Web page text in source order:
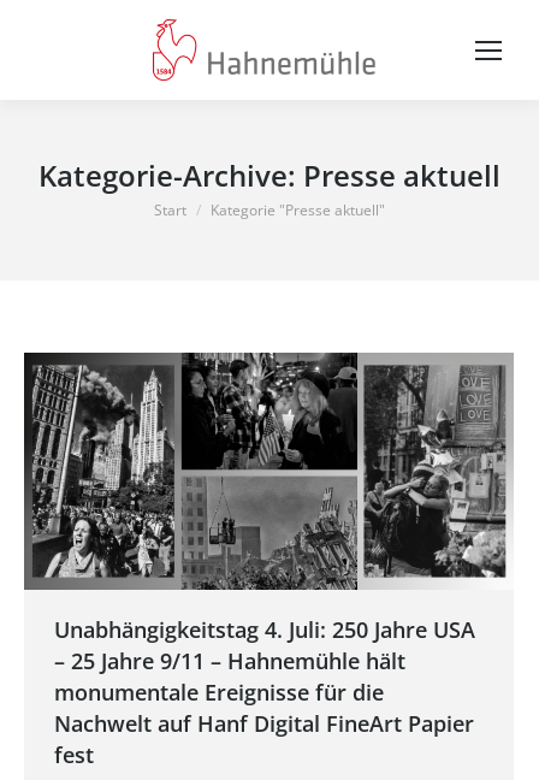
Kategorie-Archive: Presse aktuell
Sie befinden sich hier:
Start Kategorie "Presse aktuell"
Unabhängigkeitstag 4. Juli: 250 Jahre USA
– 25 Jahre 9/11 – Hahnemühle hält
monumentale Ereignisse für die
Nachwelt auf Hanf Digital FineArt Papier
fest